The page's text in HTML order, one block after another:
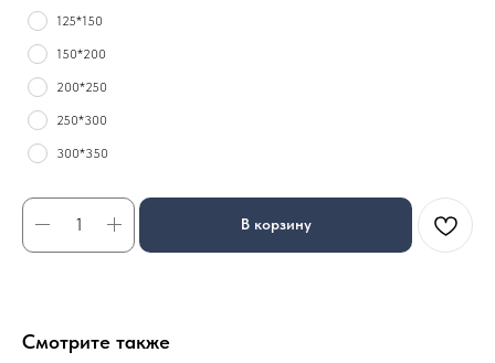
125*150
150*200
200*250
250*300
300*350
В корзину
Смотрите также